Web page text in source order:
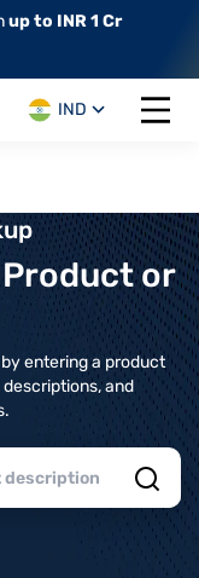
up to INR 1 Cr
IND
Open
Product or
entering a product
and